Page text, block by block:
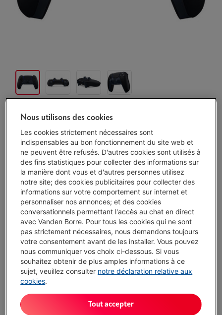
Livré demain-Voir le stock
€ 74,99
J'achète
Comparer
Atouts
Éclairage RGB personnalisable
Sans fil ou avec fil à utiliser
Batterie rechargeable
Pas de batterie amovible
Afficher toutes les caractéristiques
Nous utilisons des cookies
Les cookies strictement nécessaires sont
indispensables au bon fonctionnement du site web et
ne peuvent être refusés. D'autres cookies sont utilisés à
des fins statistiques pour collecter des informations sur
la manière dont vous et d'autres personnes utilisez
notre site; des cookies publicitaires pour collecter des
informations sur votre comportement sur internet et
personnaliser nos annonces; et des cookies
conversationnels permettant l'accès au chat en direct
avec Vanden Borre. Pour tous les cookies qui ne sont
pas strictement nécessaires, nous demandons toujours
votre consentement avant de les installer. Vous pouvez
nous communiquer vos choix ci-dessous. Si vous
souhaitez obtenir de plus amples informations à ce
sujet, veuillez consulter notre déclaration relative aux
cookies.
Tout accepter